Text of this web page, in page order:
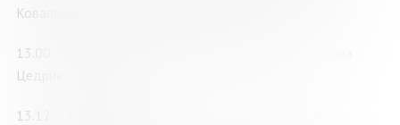
Коваленко, Татьяна Головина / 54 мин., 6+
13.00 – 13.12 Фильм «Зимняя сказка», 2024, реж. Анна
Цедрик / 12 мин., 6+
13.12 – 13.17 Фильм «Щи», 2022, реж. Екатерина